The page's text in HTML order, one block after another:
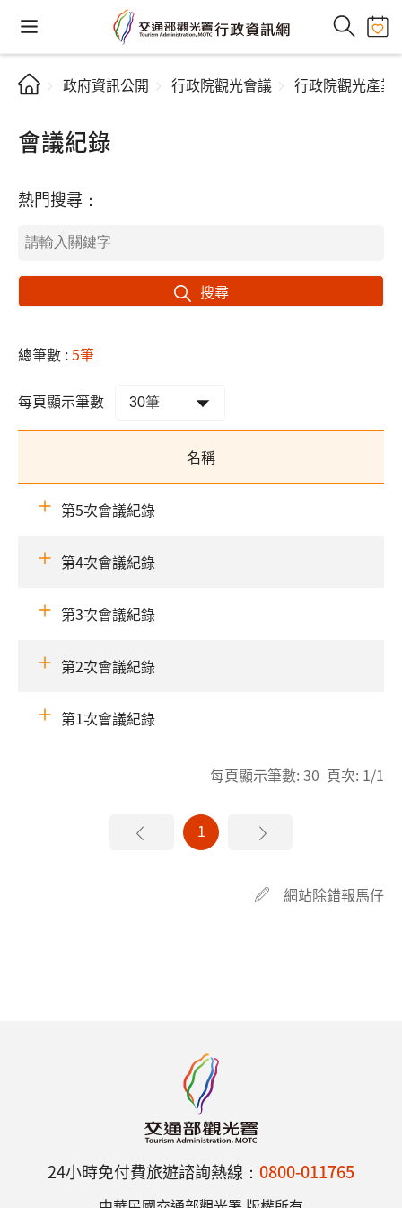
政府資訊公開 行政院觀光會議 行政院觀光產業
會議紀錄
熱門搜尋：
搜尋
總筆數 :5筆
每頁顯示筆數
名稱
第5次會議紀錄
第4次會議紀錄
第3次會議紀錄
第2次會議紀錄
第1次會議紀錄
每頁顯示筆數: 30 頁次: 1/1
1
網站除錯報馬仔
24小時免付費旅遊諮詢熱線： 0800-011765